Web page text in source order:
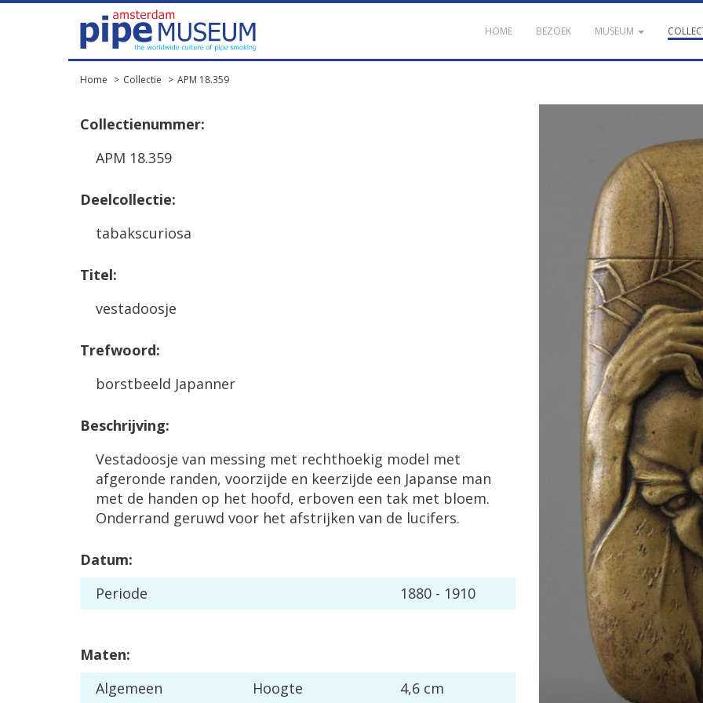
HOME BEZOEK MUSEUM
Home Collectie APM 18.359
Collectienummer:
APM 18.359
Deelcollectie:
tabakscuriosa
Titel:
vestadoosje
Trefwoord:
borstbeeld Japanner
Beschrijving:
Vestadoosje van messing met rechthoekig model met
afgeronde randen, voorzijde en keerzijde een Japanse man
met de handen op het hoofd, erboven een tak met bloem.
Onderrand geruwd voor het afstrijken van de lucifers.
Datum:
Periode
1880 - 1910
Maten:
Algemeen
Hoogte 4,6 cm